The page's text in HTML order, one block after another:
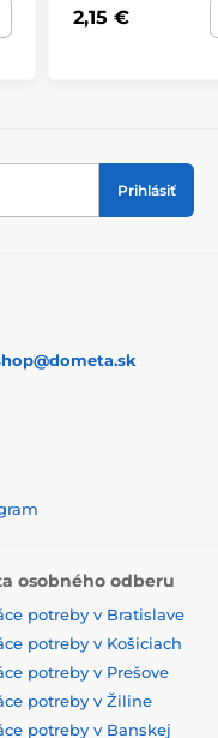
2,15 €
Prihlásiť
osobného odberu
potreby v Bratislave
potreby v Košiciach
potreby v Prešove
potreby v Žiline
potreby v Banskej